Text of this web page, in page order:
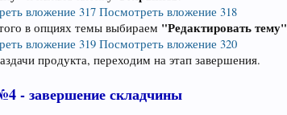
вложение 317 Посмотреть вложение 318
в опциях темы выбираем "Редактировать тему"
вложение 319 Посмотреть вложение 320
продукта, переходим на этап завершения.
- завершение складчины